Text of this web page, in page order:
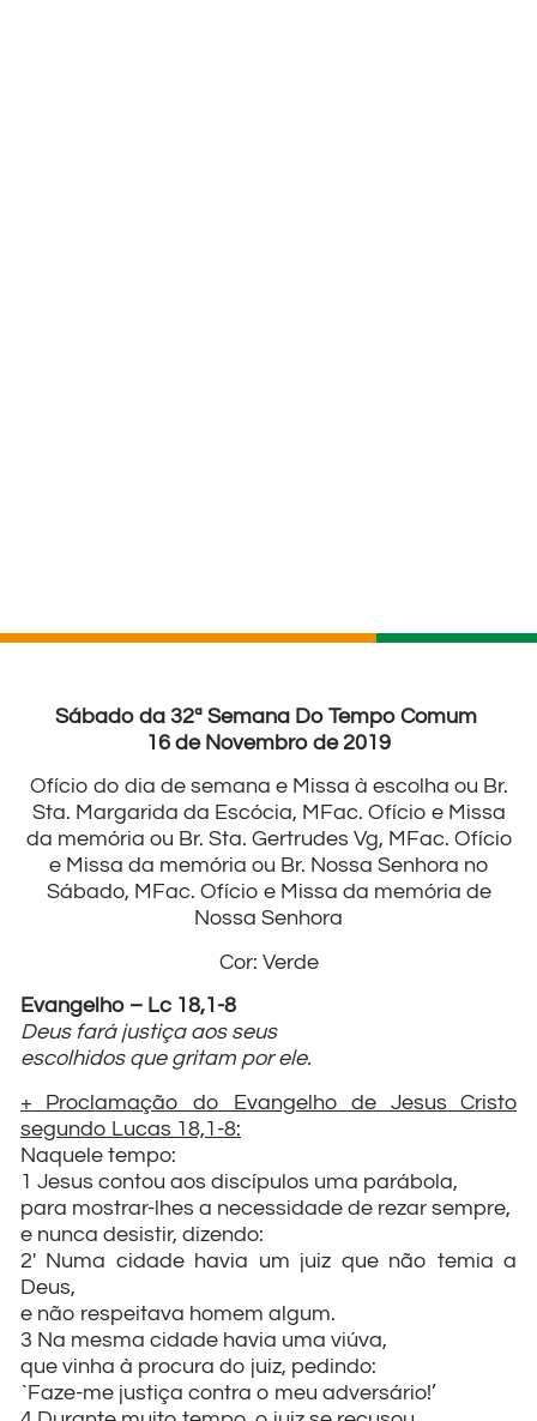
Sábado da 32ª Semana Do Tempo Comum
16 de Novembro de 2019
Ofício do dia de semana e Missa à escolha ou Br.
Sta. Margarida da Escócia, MFac. Ofício e Missa
da memória ou Br. Sta. Gertrudes Vg, MFac. Ofício
e Missa da memória ou Br. Nossa Senhora no
Sábado, MFac. Ofício e Missa da memória de
Nossa Senhora
Cor: Verde
Evangelho – Lc 18,1-8
Deus fará justiça aos seus
escolhidos que gritam por ele.
+ Proclamação do Evangelho de Jesus Cristo
segundo Lucas 18,1-8:
Naquele tempo:
1 Jesus contou aos discípulos uma parábola,
para mostrar-lhes a necessidade de rezar sempre,
e nunca desistir, dizendo:
2′ Numa cidade havia um juiz que não temia a
Deus,
e não respeitava homem algum.
3 Na mesma cidade havia uma viúva,
que vinha à procura do juiz, pedindo:
`Faze-me justiça contra o meu adversário!’